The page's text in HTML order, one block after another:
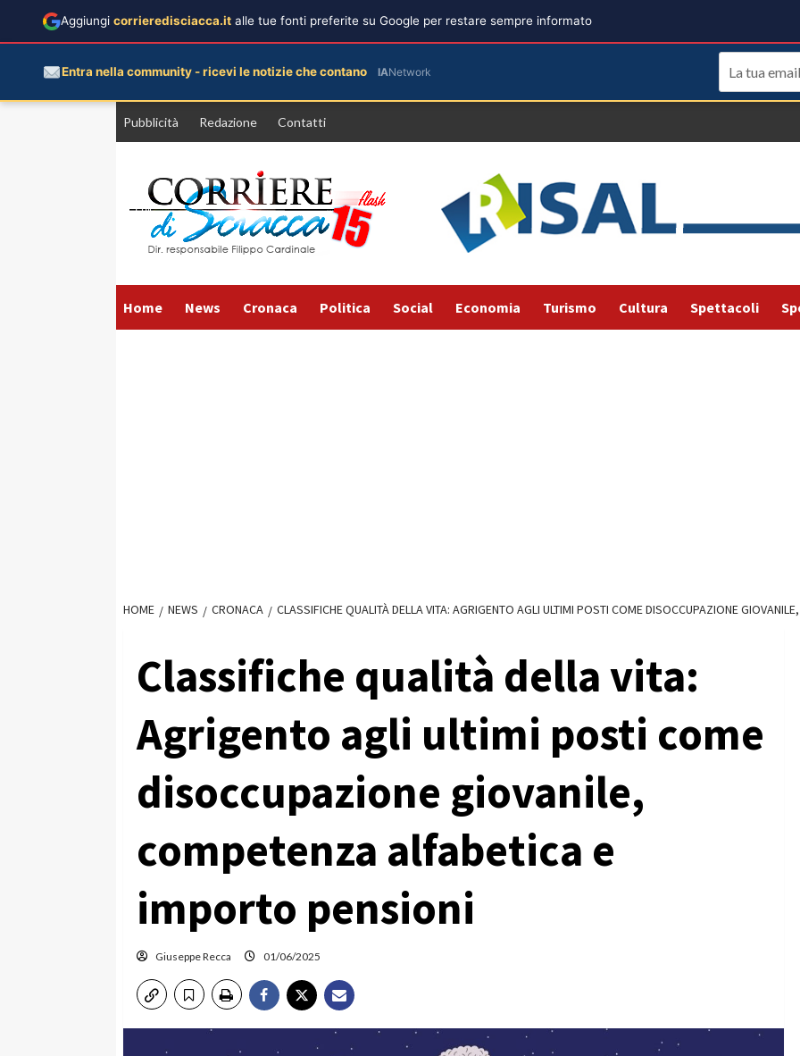
Pubblicità Redazione Contatti
Home News Cronaca Politica Social Economia Turismo Cultura Spettacoli
HOME NEWS CRONACA CLASSIFICHE QUALITÀ DELLA VITA: AGRIGENTO AGLI ULTIMI POSTI COME DISOCCUPAZIONE
Classifiche qualità della vita:
Agrigento agli ultimi posti come
disoccupazione giovanile,
competenza alfabetica e
importo pensioni
Giuseppe Recca 01/06/2025
Aggiungi corrieredisciacca.it alle tue fonti preferite su Google per restare sempre informato
Entra nella community - ricevi le notizie che contano IANetwork